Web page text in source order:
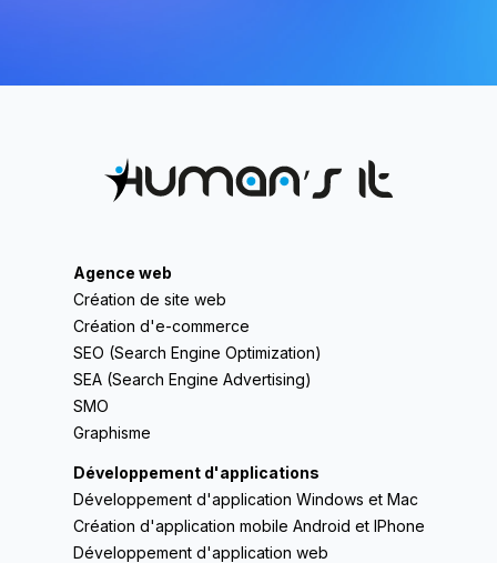
Agence web
Création de site web
Création d'e-commerce
SEO (Search Engine Optimization)
SEA (Search Engine Advertising)
SMO
Graphisme
Développement d'applications
Développement d'application Windows et Mac
Création d'application mobile Android et IPhone
Développement d'application web